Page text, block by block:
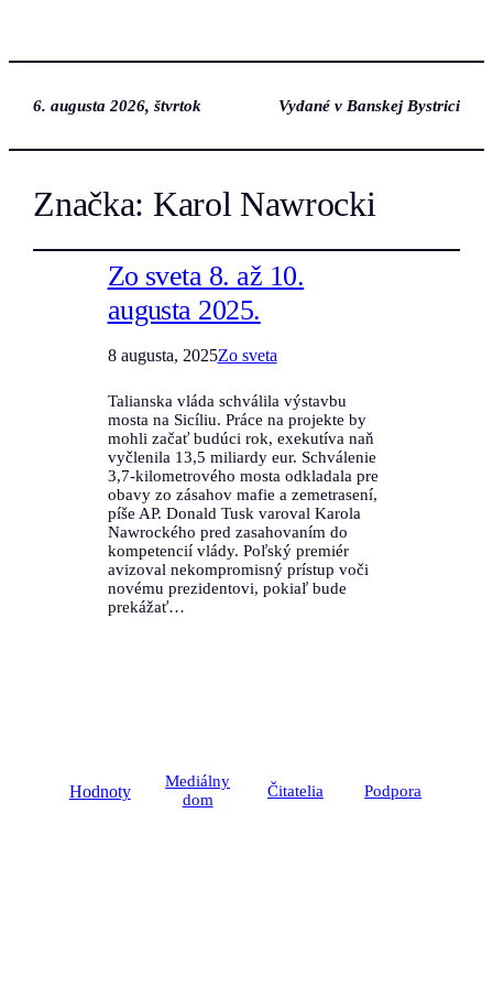
6. augusta 2026, štvrtok Vydané v Banskej Bystrici
Značka: Karol Nawrocki
Zo sveta 8. až 10.
augusta 2025.
8 augusta, 2025Zo sveta
Talianska vláda schválila výstavbu
mosta na Sicíliu. Práce na projekte by
mohli začať budúci rok, exekutíva naň
vyčlenila 13,5 miliardy eur. Schválenie
3,7-kilometrového mosta odkladala pre
obavy zo zásahov mafie a zemetrasení,
píše AP. Donald Tusk varoval Karola
Nawrockého pred zasahovaním do
kompetencií vlády. Poľský premiér
avizoval nekompromisný prístup voči
novému prezidentovi, pokiaľ bude
prekážať…
Hodnoty
Mediálny
dom
Čitatelia Podpora